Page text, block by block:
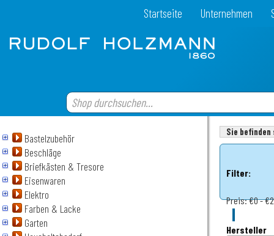
Startseite Unternehmen
Bastelzubehör
Beschläge
Briefkästen & Tresore
Eisenwaren
Elektro
Farben & Lacke
Garten
Sie
Filter:
Preis:€0 -
Hersteller